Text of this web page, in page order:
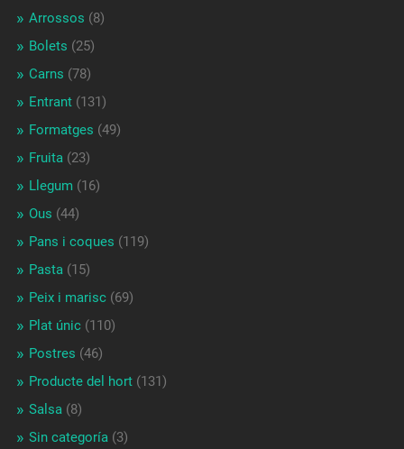
Arrossos (8)
Bolets (25)
Carns (78)
Entrant(131)
Formatges (49)
Fruita(23)
Llegum (16)
Ous (44)
Pans i coques (119)
Pasta(15)
Peix i marisc(69)
Plat únic(110)
Postres (46)
Producte del hort(131)
Salsa(8)
Sin categoría(3)